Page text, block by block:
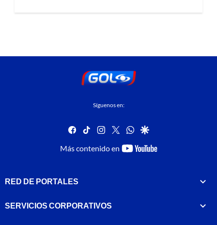
Síguenos en:
facebook
tiktok instagram
twitterwhatsapp
google
Más contenido en
youtube-
RED DE PORTALES
SERVICIOS CORPORATIVOS